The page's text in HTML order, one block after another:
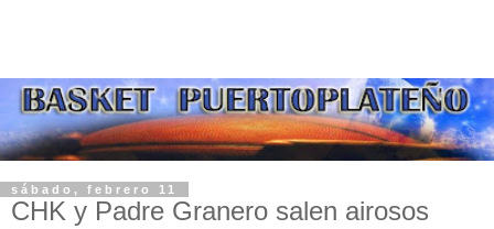
sábado, febrero 11
CHK y Padre Granero salen airosos